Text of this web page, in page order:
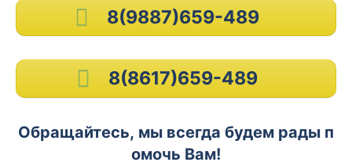
8(9887)659-489
8(8617)659-489
Обращайтесь, мы всегда будем рады п
омочь Вам!